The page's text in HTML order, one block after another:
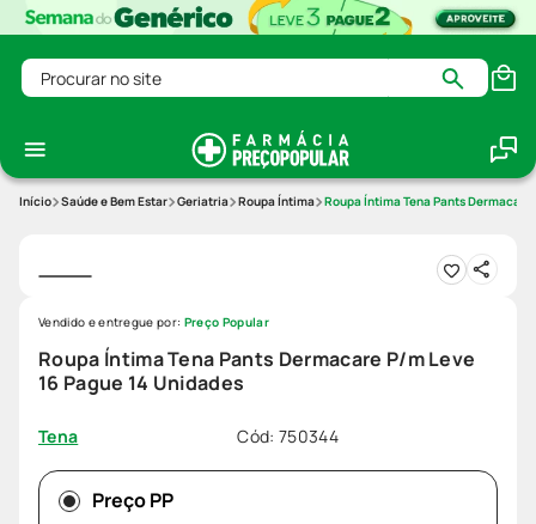
Procurar no site
Saúde e Bem Estar Geriatria Roupa Íntima Roupa Íntima Tena Pants Dermacare
Roupa Íntima Tena Pants Dermacare P/m Leve
16 Pague 14 Unidades
Tena Cód: 750344
Vendido e entregue por: Preço Popular
Preço PP